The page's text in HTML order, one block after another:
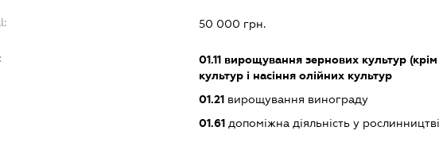
50 000 грн.
01.11 вирощування зернових культур
культур і насіння олійних культур
01.21 вирощування винограду
01.61 допоміжна діяльність у рослинництві